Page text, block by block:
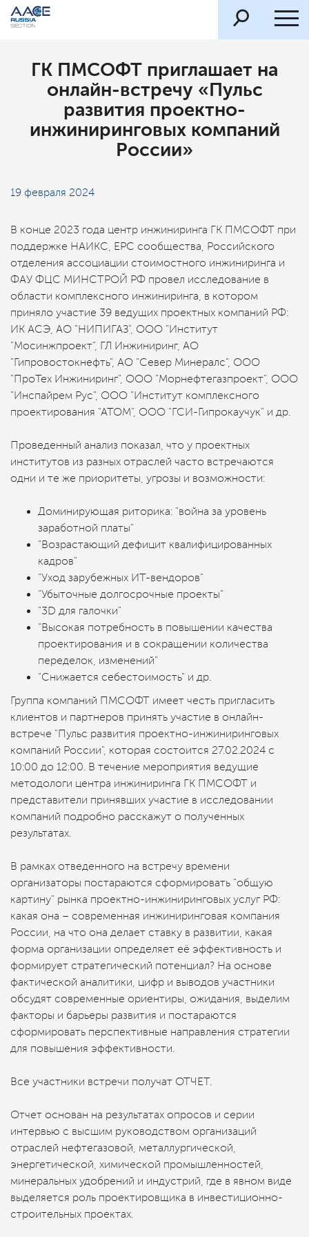
ГК ПМСОФТ приглашает на
онлайн-встречу «Пульс
развития проектно-
инжиниринговых компаний
России»
19 февраля 2024
В конце 2023 года центр инжиниринга ГК ПМСОФТ при
поддержке НАИКС, ЕРС сообщества, Российского
отделения ассоциации стоимостного инжиниринга и
ФАУ ФЦС МИНСТРОЙ РФ провел исследование в
области комплексного инжиниринга, в котором
приняло участие 39 ведущих проектных компаний РФ:
ИК АСЭ, АО "НИПИГАЗ", ООО "Институт
"Мосинжпроект", ГЛ Инжиниринг, АО
"Гипровостокнефть", АО "Север Минералс", ООО
"ПроТех Инжиниринг", ООО "Морнефтегазпроект", ООО
"Инспайрем Рус", ООО "Институт комплексного
проектирования "АТОМ", ООО "ГСИ-Гипрокаучук" и др.
Проведенный анализ показал, что у проектных
институтов из разных отраслей часто встречаются
одни и те же приоритеты, угрозы и возможности:
Доминирующая риторика: "война за уровень
заработной платы"
"Возрастающий дефицит квалифицированных
кадров"
"Уход зарубежных ИТ-вендоров"
"Убыточные долгосрочные проекты"
"3D для галочки"
"Высокая потребность в повышении качества
проектирования и в сокращении количества
переделок, изменений"
"Снижается себестоимость" и др.
Группа компаний ПМСОФТ имеет честь пригласить
клиентов и партнеров принять участие в онлайн-
встрече "Пульс развития проектно-инжиниринговых
компаний России", которая состоится 27.02.2024 с
10:00 до 12:00. В течение мероприятия ведущие
методологи центра инжиниринга ГК ПМСОФТ и
представители принявших участие в исследовании
компаний подробно расскажут о полученных
результатах.
В рамках отведенного на встречу времени
организаторы постараются сформировать "общую
картину" рынка проектно-инжиниринговых услуг РФ:
какая она – современная инжиниринговая компания
России, на что она делает ставку в развитии, какая
форма организации определяет её эффективность и
формирует стратегический потенциал? На основе
фактической аналитики, цифр и выводов участники
обсудят современные ориентиры, ожидания, выделим
факторы и барьеры развития и постараются
сформировать перспективные направления стратегии
для повышения эффективности.
Все участники встречи получат ОТЧЕТ.
Отчет основан на результатах опросов и серии
интервью с высшим руководством организаций
отраслей нефтегазовой, металлургической,
энергетической, химической промышленностей,
минеральных удобрений и индустрий, где в явном виде
выделяется роль проектировщика в инвестиционно-
строительных проектах.